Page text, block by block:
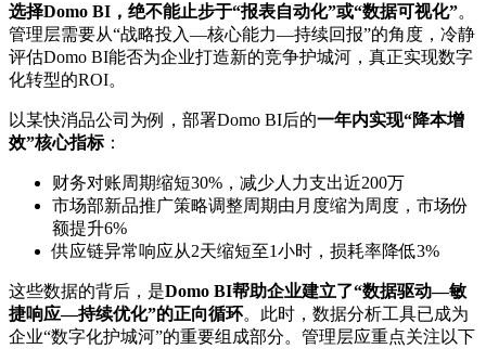
选择Domo BI，绝不能止步于“报表自动化”或“数据可视化”。
管理层需要从“战略投入—核心能力—持续回报”的角度，冷静
评估Domo BI能否为企业打造新的竞争护城河，真正实现数字
化转型的ROI。
以某快消品公司为例，部署Domo BI后的一年内实现“降本增
效”核心指标：
财务对账周期缩短30%，减少人力支出近200万
市场部新品推广策略调整周期由月度缩为周度，市场份
额提升6%
供应链异常响应从2天缩短至1小时，损耗率降低3%
这些数据的背后，是Domo BI帮助企业建立了“数据驱动—敏
捷响应—持续优化”的正向循环。此时，数据分析工具已成为
企业“数字化护城河”的重要组成部分。管理层应重点关注以下